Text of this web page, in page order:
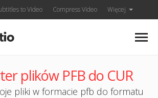
to Video Compress Video Więcej
plików PFB do CUR
pliki w formacie pfb do formatu